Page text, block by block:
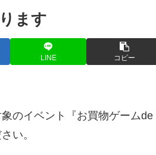
ます
LINE コピー
のイベント『お買物ゲーム
い。